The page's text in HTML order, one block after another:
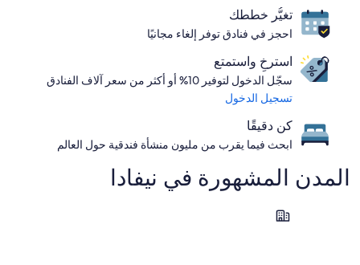
تغيُّر خططك
احجز في فنادق توفر إلغاء مجانيًا
استرخِ واستمتع
سجّل الدخول لتوفير 10% أو أكثر من سعر آلاف الفنادق
تسجيل الدخول
كن دقيقًا
ابحث فيما يقرب من مليون منشأة فندقية حول العالم
المدن المشهورة في ⁦نيفادا⁩
زيفير كوف